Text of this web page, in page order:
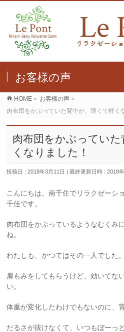
お客様の声
HOME » お客様の声 »
肉布団をかぶっていた背中が、薄くて軽く
肉布団をかぶってい
くなりました！
投稿日 : 2018年3月11日 最終更新日時 : 2018
こんにちは。南千住でリラクゼーシ
千佳です。
肉布団をかぶっているようなむくみ
ね。
わたしも、かつてはその一人でした。
肩もみをしてもらうけど、効いてな
い。
体重が変化したわけでもないのに、
だるさが抜けなくて、いつもぼーっ